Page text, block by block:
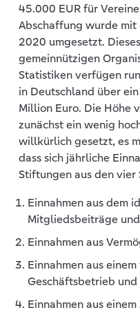
45.000 EUR für
Abschaffung wurde mit
2020 umgesetzt.
gemeinnützigen
Statistiken verfügen
in Deutschland über
Million Euro. Die Höhe
zunächst ein wenig
willkürlich gesetzt, es
dass sich jährliche
Stiftungen aus den vier
Einnahmen aus dem
Mitgliedsbeiträge
Einnahmen aus
Einnahmen aus
Geschäftsbetrieb und
Einnahmen aus